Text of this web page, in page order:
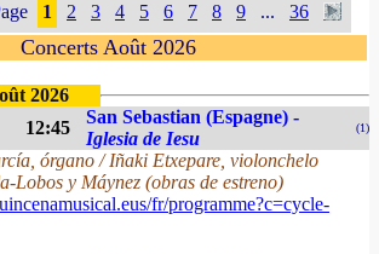
1 2 3 4 5 6 7 8 9 ... 36
Concerts Août 2026
2026
12:45
San Sebastian (Espagne) -
Iglesia de Iesu
(1)
órgano / Iñaki Etxepare, violonchelo
Lobos y Máynez (obras de estreno)
fr/programme?c=cycle-